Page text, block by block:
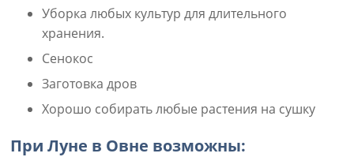
Уборка любых культур для длительного
хранения.
Сенокос
Заготовка дров
Хорошо собирать любые растения на сушку
При Луне в Овне возможны: